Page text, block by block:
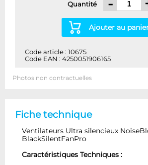
Quantité -
Ajouter au
Code article : 10675
Code EAN : 4250051906165
Photos non contractuelles
Fiche technique
Ventilateurs Ultra silencieux
BlackSilentFanPro
Caractéristiques Techniques :